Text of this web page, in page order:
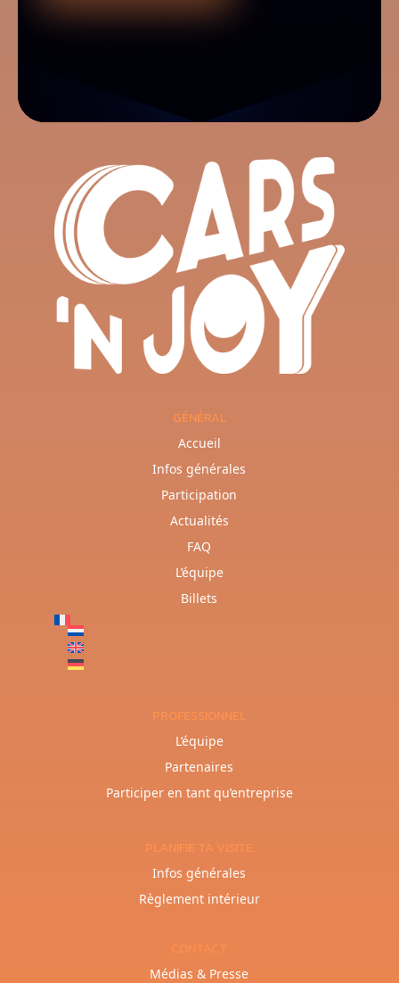
GÉNÉRAL
Accueil
Infos générales
Participation
Actualités
FAQ
L’équipe
Billets
PROFESSIONNEL
L’équipe
Partenaires
Participer en tant qu’entreprise
PLANIFIE TA VISITE
Infos générales
Règlement intérieur
Médias & Presse